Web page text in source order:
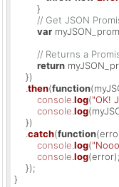
        }
// Get JSON
var
// Returns a
return
    })
then(function(
console log("OK!
console log
    })
catch(function(
console log(
console log(error);
    });
}